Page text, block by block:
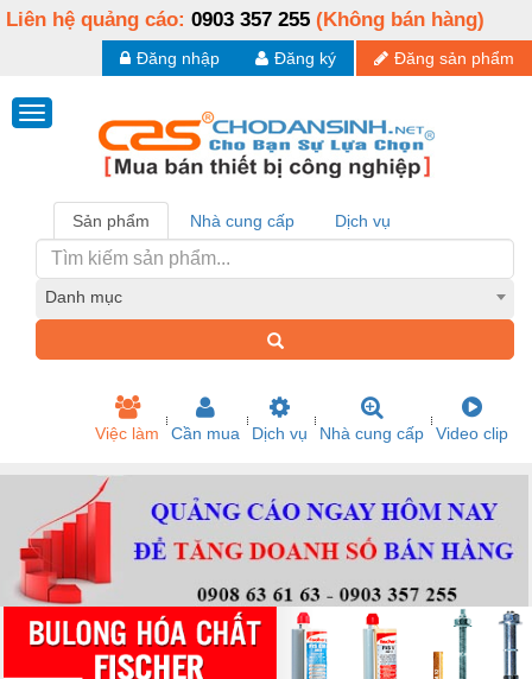
Liên hệ quảng cáo: 0903 357 255 (Không bán hàng)
Đăng sản phẩm
Đăng ký
Đăng nhập
Sản phẩm Nhà cung cấp Dịch vụ
Danh mục
Việc làm Cần mua Dịch vụ Nhà cung cấp Video clip